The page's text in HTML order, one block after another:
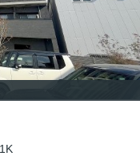
1K